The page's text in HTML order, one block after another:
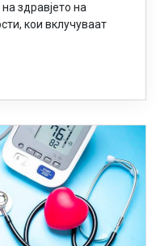
здравјето на
кои вклучуваат